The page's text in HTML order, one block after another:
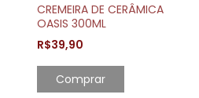
CREMEIRA DE CERÂMICA
OASIS 300ML
R$39,90
Comprar